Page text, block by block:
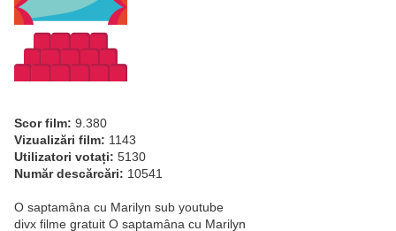
Scor film: 9.380
Vizualizări film: 1143
Utilizatori votați: 5130
Număr descărcări: 10541
O saptamâna cu Marilyn sub youtube
divx filme gratuit O saptamâna cu Marilyn